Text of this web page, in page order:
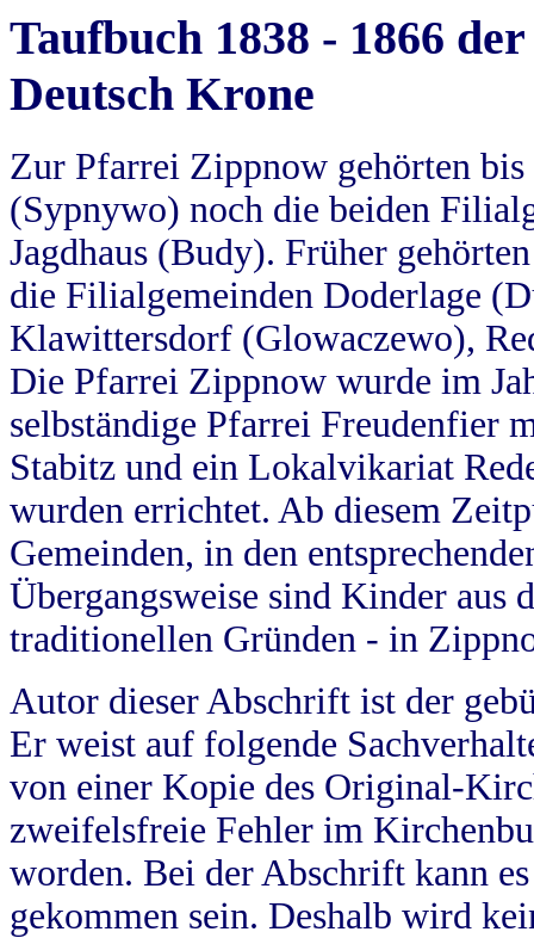
Taufbuch 1838 - 1866
Deutsch Krone
Zur Pfarrei Zippnow gehörten
(Sypnywo) noch die beiden
Jagdhaus (Budy). Früher
die Filialgemeinden Doderlage
Klawittersdorf (Glowaczewo),
Die Pfarrei Zippnow wurde im
selbständige Pfarrei Freudenfier
Stabitz und ein Lokalvikariat
wurden errichtet. Ab diesem
Gemeinden, in den
Übergangsweise sind Kinder aus
traditionellen Gründen - in
Autor dieser Abschrift ist der
Er weist auf folgende
von einer Kopie des Original-
zweifelsfreie Fehler im
worden. Bei der Abschrift kann
gekommen sein. Deshalb wird